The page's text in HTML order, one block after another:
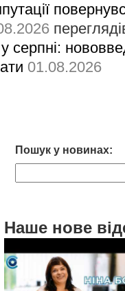
01.08.2026
Пошук у новинах:
Наше нове